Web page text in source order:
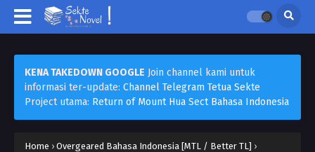
KENA TAKEDOWN GOOGLE Join channel kami untuk
informasi ter-update: Channel Telegram Tetua Sekte
Project utama: Return of Mount Hua Sect Bahasa Indonesia
Home › Overgeared Bahasa Indonesia [MTL / Better TL] ›